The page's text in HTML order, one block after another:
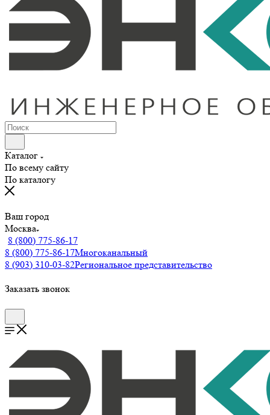
Каталог
По всему сайту
По каталогу
Ваш город
Москва
8 (800) 775-86-17
8 (800) 775-86-17Многоканальный
8 (903) 310-03-82Региональное представительство
Заказать звонок